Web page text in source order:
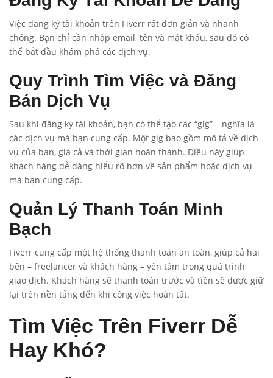
Việc đăng ký tài khoản trên Fiverr rất đơn giản và nhanh
chóng. Bạn chỉ cần nhập email, tên và mật khẩu, sau đó có
thể bắt đầu khám phá các dịch vụ.
Quy Trình Tìm Việc và Đăng
Bán Dịch Vụ
Sau khi đăng ký tài khoản, bạn có thể tạo các “gig” – nghĩa là
các dịch vụ mà bạn cung cấp. Một gig bao gồm mô tả về dịch
vụ của bạn, giá cả và thời gian hoàn thành. Điều này giúp
khách hàng dễ dàng hiểu rõ hơn về sản phẩm hoặc dịch vụ
mà bạn cung cấp.
Quản Lý Thanh Toán Minh
Bạch
Fiverr cung cấp một hệ thống thanh toán an toàn, giúp cả hai
bên – freelancer và khách hàng – yên tâm trong quá trình
giao dịch. Khách hàng sẽ thanh toán trước và tiền sẽ được giữ
lại trên nền tảng đến khi công việc hoàn tất.
Tìm Việc Trên Fiverr Dễ
Hay Khó?